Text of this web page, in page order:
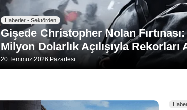
Haberler - Sektörden
Gişede Christopher Nolan
Milyon Dolarlık Açılışıyla
20 Temmuz 2026 Pazartesi